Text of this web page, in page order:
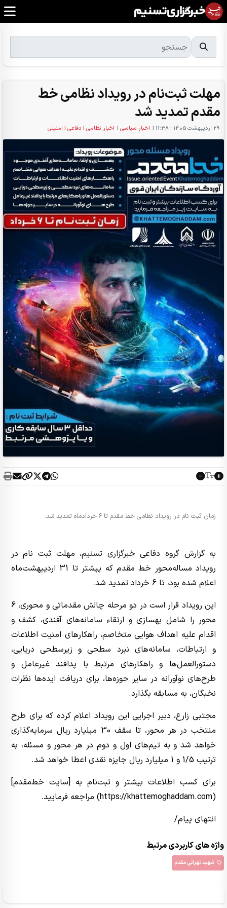
مهلت ثبت‌نام در رویداد نظامی خط
مقدم تمدید شد
29 ارديبهشت 1405 - 11:38 | اخبار سیاسی | اخبار نظامی | دفاعی | امنیتی
زمان ثبت نام در رویداد نظامی خط مقدم تا 6 خردادماه تمدید شد.
به گزارش گروه دفاعی خبرگزاری تسنیم، مهلت ثبت نام در
رویداد مساله‌محور خط مقدم که پیشتر تا 31 اردیبهشت‌ماه
اعلام شده بود، تا 6 خرداد تمدید شد.
این رویداد قرار است در دو مرحله چالش مقدماتی و محوری، 6
محور را شامل بهسازی و ارتقاء سامانه‌های آفندی، کشف و
اقدام علیه اهداف هوایی متخاصم، راهکارهای امنیت اطلاعات
و ارتباطات، سامانه‌های نبرد سطحی و زیرسطحی دریایی،
دستورالعمل‌ها و راهکارهای مرتبط با پدافند غیرعامل و
طرح‌های نوآورانه در سایر حوزه‌ها، برای دریافت ایده‌ها نظرات
نخبگان، به مسابقه بگذارد.
مجتبی زارع، دبیر اجرایی این رویداد اعلام کرده که برای طرح
منتخب در هر محور، تا سقف 30 میلیارد ریال سرمایه‌گذاری
خواهد شد و به تیم‌های اول و دوم در هر محور و مسئله، به
ترتیب 1/5 و 1 میلیارد ریال جایزه نقدی اعطا خواهد شد.
برای کسب اطلاعات بیشتر و ثبت‌نام به [سایت خط‌مقدم]
(https://khattemoghaddam.com) مراجعه فرمایید.
انتهای پیام/
واژه های کاربردی مرتبط
شهید تهرانی مقدم